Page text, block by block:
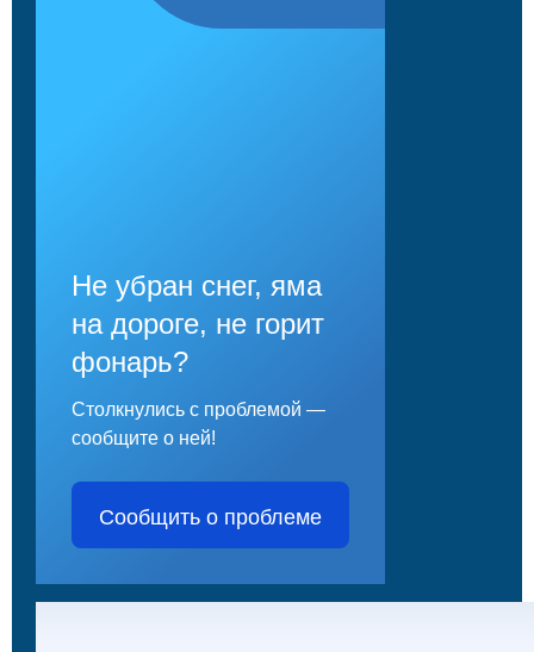
Не убран снег, яма
на дороге, не горит
фонарь?
Столкнулись с проблемой —
сообщите о ней!
Сообщить о проблеме